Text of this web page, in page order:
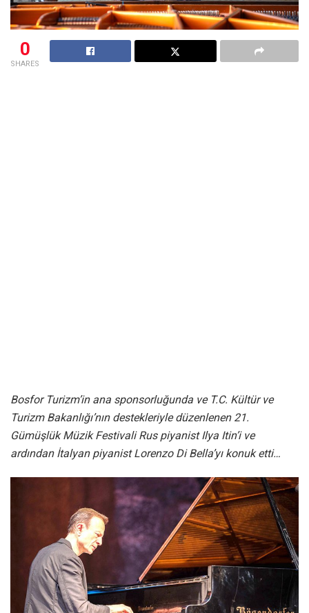
0
SHARES
Bosfor Turizm’in ana sponsorluğunda ve T.C. Kültür ve
Turizm Bakanlığı’nın destekleriyle düzenlenen 21.
Gümüşlük Müzik Festivali Rus piyanist Ilya Itin’i ve
ardından İtalyan piyanist Lorenzo Di Bella’yı konuk etti…